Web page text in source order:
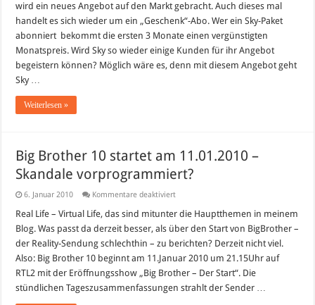
ab
13.01.2010
–
Bis
Juli
ein
Paket
wird ein neues Angebot auf den Markt gebracht. Auch dieses mal
handelt es sich wieder um ein „Geschenk“-Abo. Wer ein Sky-Paket
abonniert bekommt die ersten 3 Monate einen vergünstigten
Monatspreis. Wird Sky so wieder einige Kunden für ihr Angebot
begeistern können? Möglich wäre es, denn mit diesem Angebot geht
Sky …
Weiterlesen »
Big Brother 10 startet am 11.01.2010 –
Skandale vorprogrammiert?
6. Januar 2010 Kommentare deaktiviertfür
Brother
startet
am
11.01.2010
–
Skandale
vorprogrammiert?
Real Life – Virtual Life, das sind mitunter die Hauptthemen in meinem
Blog. Was passt da derzeit besser, als über den Start von BigBrother –
der Reality-Sendung schlechthin – zu berichten? Derzeit nicht viel.
Also: Big Brother 10 beginnt am 11.Januar 2010 um 21.15Uhr auf
RTL2 mit der Eröffnungsshow „Big Brother – Der Start“. Die
stündlichen Tageszusammenfassungen strahlt der Sender …